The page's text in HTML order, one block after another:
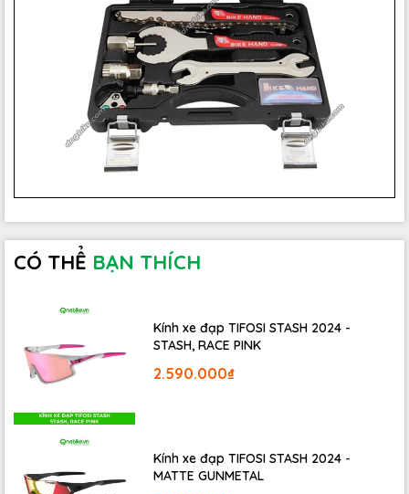
CÓ THỂ BẠN THÍCH
Kính xe đạp TIFOSI STASH 2024 -
STASH, RACE PINK
2.590.000₫
Kính xe đạp TIFOSI STASH 2024 -
MATTE GUNMETAL